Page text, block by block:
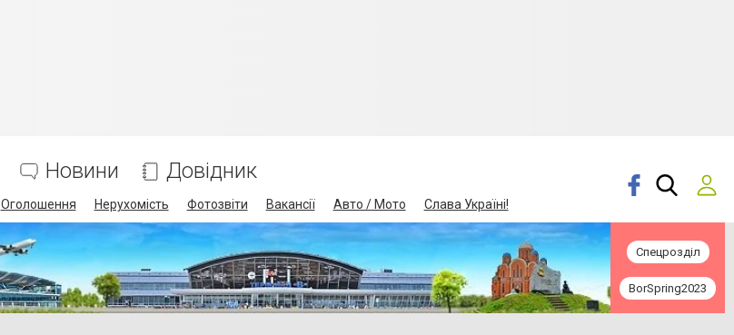
Новини Довідник
Оголошення Нерухомість Фотозвіти Вакансії Авто / Мото Слава Україні!
Спецрозділ
BorSpring2023